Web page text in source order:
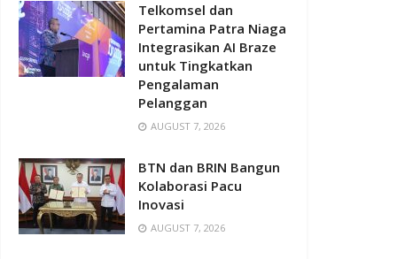
Telkomsel dan
Pertamina Patra Niaga
Integrasikan AI Braze
untuk Tingkatkan
Pengalaman
Pelanggan
AUGUST 7, 2026
BTN dan BRIN Bangun
Kolaborasi Pacu
Inovasi
AUGUST 7, 2026